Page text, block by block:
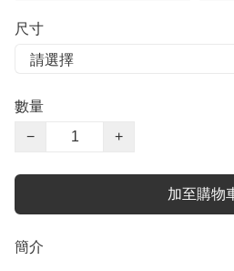
尺寸
數量
−
+
加至購物
簡介